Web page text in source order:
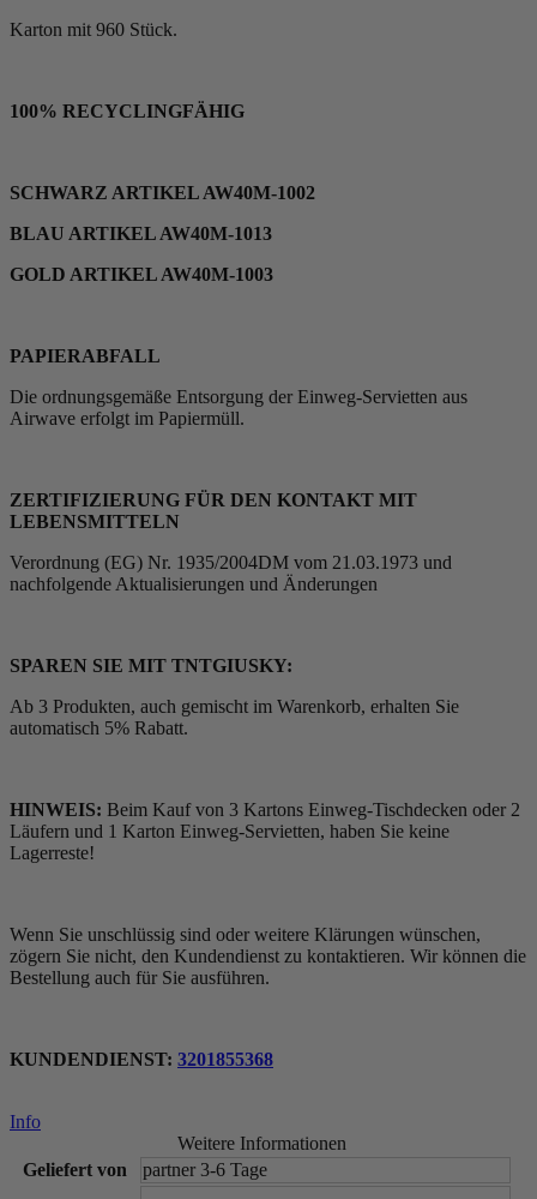
Karton mit 960 Stück.
100% RECYCLINGFÄHIG
SCHWARZ ARTIKEL AW40M-1002
BLAU ARTIKEL AW40M-1013
GOLD ARTIKEL AW40M-1003
PAPIERABFALL
Die ordnungsgemäße Entsorgung der Einweg-Servietten aus
Airwave erfolgt im Papiermüll.
ZERTIFIZIERUNG FÜR DEN KONTAKT MIT
LEBENSMITTELN
Verordnung (EG) Nr. 1935/2004DM vom 21.03.1973 und
nachfolgende Aktualisierungen und Änderungen
SPAREN SIE MIT TNTGIUSKY:
Ab 3 Produkten, auch gemischt im Warenkorb, erhalten Sie
automatisch 5% Rabatt.
HINWEIS: Beim Kauf von 3 Kartons Einweg-Tischdecken oder 2
Läufern und 1 Karton Einweg-Servietten, haben Sie keine
Lagerreste!
Wenn Sie unschlüssig sind oder weitere Klärungen wünschen,
zögern Sie nicht, den Kundendienst zu kontaktieren. Wir können die
Bestellung auch für Sie ausführen.
KUNDENDIENST: 3201855368
Info
Weitere Informationen
Geliefert von
partner 3-6 Tage